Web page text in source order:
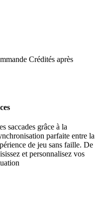
Crédités après
saccades grâce à la
parfaite entre la
de jeu sans faille. De
et personnalisez vos